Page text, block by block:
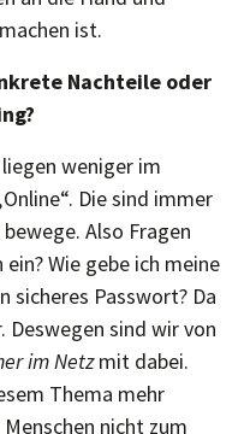
ist.
Nachteile oder
weniger im
Die sind immer
Also Fragen
Wie gebe ich meine
sicheres Passwort? Da
Deswegen sind wir von
im Netzmit dabei.
Thema mehr
nicht zum